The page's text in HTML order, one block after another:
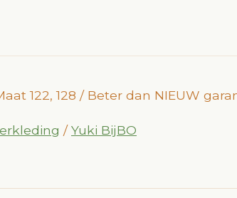
122, 128 / Beter dan NIEUW
/Yuki BijBO